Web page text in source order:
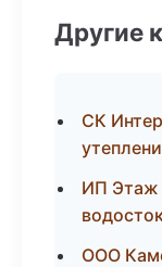
Другие
СК
ИП Этаж
ООО